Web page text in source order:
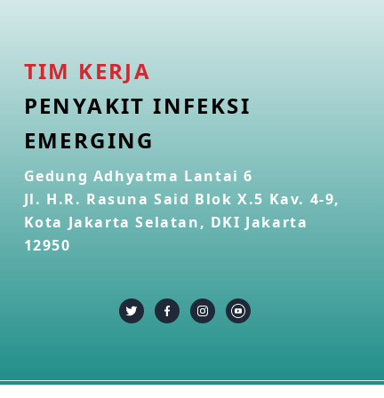
TIM KERJA
PENYAKIT INFEKSI
EMERGING
Gedung Adhyatma Lantai 6
Jl. H.R. Rasuna Said Blok X.5 Kav. 4-9,
Kota Jakarta Selatan, DKI Jakarta
12950